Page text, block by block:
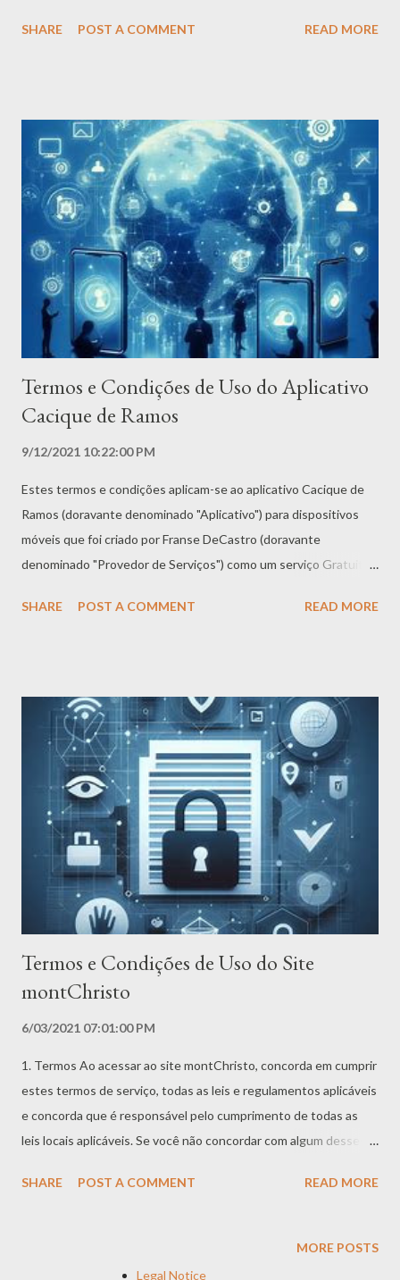
concorda automaticamente com os seguintes termos. É
Aplicativo ou de nossas marcas registradas são estritamente
proibidas. Quaisquer tentativas de extrair o código-fonte do
Aplicativo, traduzir o Aplicativo para outros idiomas ou criar
versões derivadas não são permitidas. Todas as marcas
registradas, direitos autorais, direitos de banco de dados e
outros direitos de propriedade intelectual relacionados ao
Aplicativo permanecem propriedade do Provedor de Serviços. O
Provedor de Serviços se dedica a garantir que...
SHARE POST A COMMENT READ MORE
Termos e Condições de Uso do Aplicativo
Cacique de Ramos
9/12/2021 10:22:00 PM
Estes termos e condições aplicam-se ao aplicativo Cacique de
Ramos (doravante denominado "Aplicativo") para dispositivos
móveis que foi criado por Franse DeCastro (doravante
denominado "Provedor de Serviços") como um serviço Gratuito.
automaticamente com os seguintes termos. É altamente
nossas marcas registradas são estritamente proibidas.
Quaisquer tentativas de extrair o código-fonte do Aplicativo,
traduzir o Aplicativo para outros idiomas ou criar versões
derivadas não são permitidas. Todas as marcas registradas,
direitos autorais, direitos de banco de dados e outros direitos
de propriedade intelectual relacionados ao Aplicativo
permanecem propriedade do Provedor de Serviços. O Provedor
de Serviços se dedica a garantir que o Aplicativo s...
SHARE POST A COMMENT READ MORE
Termos e Condições de Uso do Site
montChristo
6/03/2021 07:01:00 PM
1. Termos Ao acessar ao site montChristo, concorda em cumprir
estes termos de serviço, todas as leis e regulamentos aplicáveis
​​e concorda que é responsável pelo cumprimento de todas as
leis locais aplicáveis. Se você não concordar com algum desses
contidos neste site são protegidos pelas leis de direitos
concedida permissão para baixar temporariamente uma cópia
SHARE POST A COMMENT READ MORE
MORE POSTS
Legal Notice